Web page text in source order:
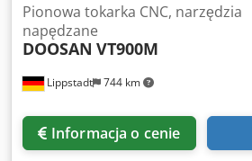
Lippstadt 744 km
Pionowa tokarka CNC, narzędzia
napędzane
DOOSAN VT900M
Informacja o cenie